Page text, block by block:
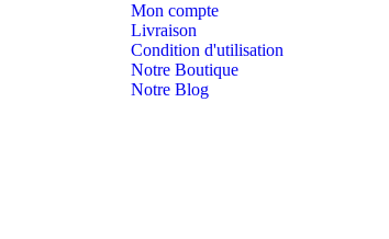
Mon compte
Livraison
Condition d'utilisation
Notre Boutique
Notre Blog